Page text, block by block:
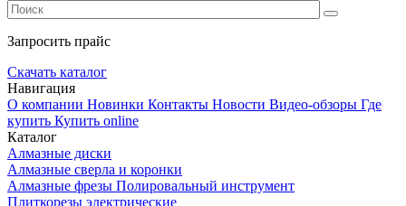
Запросить прайс
Скачать каталог
Навигация
О компании Новинки Контакты Новости Видео-обзоры Где
купить Купить online
Каталог
Алмазные диски
Алмазные сверла и коронки
Алмазные фрезы Полировальный инструмент
Плиткорезы электрические